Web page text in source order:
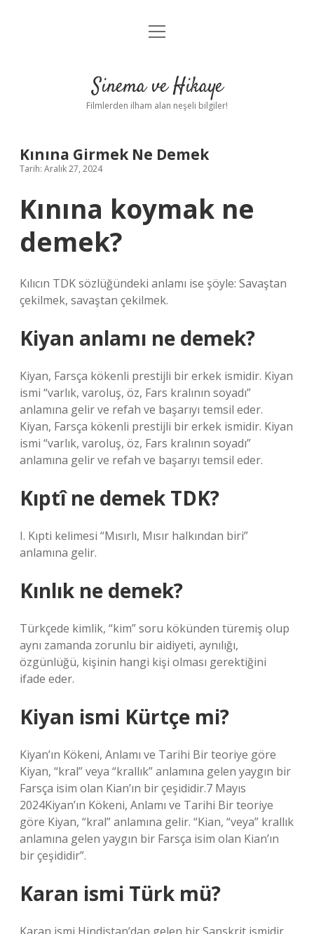
Gizlilik Politikası
Yasal Uyarı
menüyü
Sinema ve Hikaye
Filmlerden ilham alan neşeli bilgiler!
Kınına Girmek Ne Demek
Tarih: Aralık 27, 2024
Kınına koymak ne
demek?
Kılıcın TDK sözlüğündeki anlamı ise şöyle: Savaştan
çekilmek, savaştan çekilmek.
Kiyan anlamı ne demek?
Kiyan, Farsça kökenli prestijli bir erkek ismidir. Kiyan
ismi “varlık, varoluş, öz, Fars kralının soyadı”
anlamına gelir ve refah ve başarıyı temsil eder.
Kiyan, Farsça kökenli prestijli bir erkek ismidir. Kiyan
ismi “varlık, varoluş, öz, Fars kralının soyadı”
anlamına gelir ve refah ve başarıyı temsil eder.
Kıptî ne demek TDK?
I. Kıpti kelimesi “Mısırlı, Mısır halkından biri”
anlamına gelir.
Kınlık ne demek?
Türkçede kimlik, “kim” soru kökünden türemiş olup
aynı zamanda zorunlu bir aidiyeti, aynılığı,
özgünlüğü, kişinin hangi kişi olması gerektiğini
ifade eder.
Kiyan ismi Kürtçe mi?
Kiyan’ın Kökeni, Anlamı ve Tarihi Bir teoriye göre
Kiyan, “kral” veya “krallık” anlamına gelen yaygın bir
Farsça isim olan Kian’ın bir çeşididir.7 Mayıs
2024Kiyan’ın Kökeni, Anlamı ve Tarihi Bir teoriye
göre Kiyan, “kral” anlamına gelir. “Kian, “veya” krallık
anlamına gelen yaygın bir Farsça isim olan Kian’ın
bir çeşididir”.
Karan ismi Türk mü?